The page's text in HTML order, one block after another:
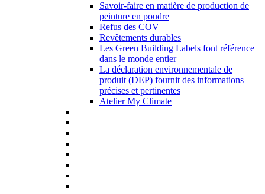
Savoir-faire en matière de production de
peinture en poudre
Refus des COV
Revêtements durables
Les Green Building Labels font référence
dans le monde entier
La déclaration environnementale de
produit (DEP) fournit des informations
précises et pertinentes
Atelier My Climate